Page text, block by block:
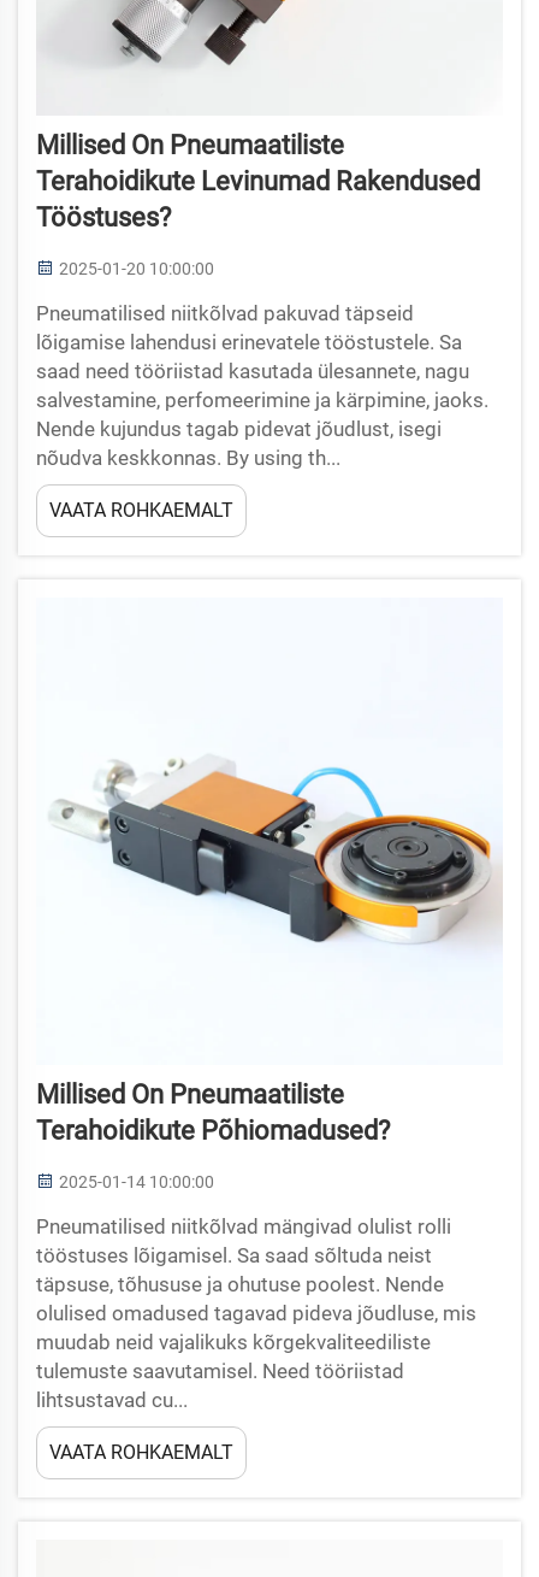
Millised On Pneumaatiliste
Terahoidikute Levinumad Rakendused
Tööstuses?
2025-01-20 10:00:00
Pneumatilised niitkõlvad pakuvad täpseid
lõigamise lahendusi erinevatele tööstustele. Sa
saad need tööriistad kasutada ülesannete, nagu
salvestamine, perfomeerimine ja kärpimine, jaoks.
Nende kujundus tagab pidevat jõudlust, isegi
nõudva keskkonnas. By using th...
VAATA ROHKAEMALT
Millised On Pneumaatiliste
Terahoidikute Põhiomadused?
2025-01-14 10:00:00
Pneumatilised niitkõlvad mängivad olulist rolli
tööstuses lõigamisel. Sa saad sõltuda neist
täpsuse, tõhususe ja ohutuse poolest. Nende
olulised omadused tagavad pideva jõudluse, mis
muudab neid vajalikuks kõrgekvaliteediliste
tulemuste saavutamisel. Need tööriistad
lihtsustavad cu...
VAATA ROHKAEMALT